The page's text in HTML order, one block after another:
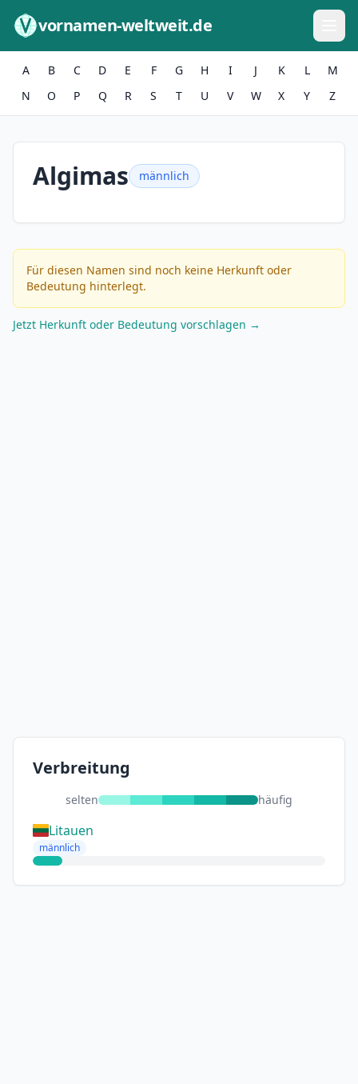
vornamen-weltweit.de
A B C D E F G H I J K L
M
N
O P Q R S T U V W X Y Z
Algimas männlich
Für diesen Namen sind noch keine Herkunft oder
Bedeutung hinterlegt.
Jetzt Herkunft oder Bedeutung vorschlagen →
Verbreitung
selten häufig
Litauen
männlich